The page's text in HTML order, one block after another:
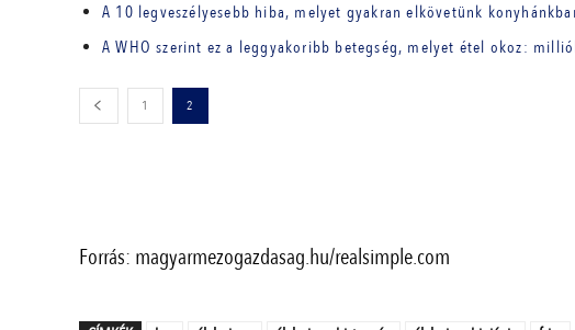
A 10 legveszélyesebb hiba, melyet gyakran elkövetünk
A WHO szerint ez a leggyakoribb betegség, melyet étel okoz:
1 2
Forrás: magyarmezogazdasag.hu/realsimple.com